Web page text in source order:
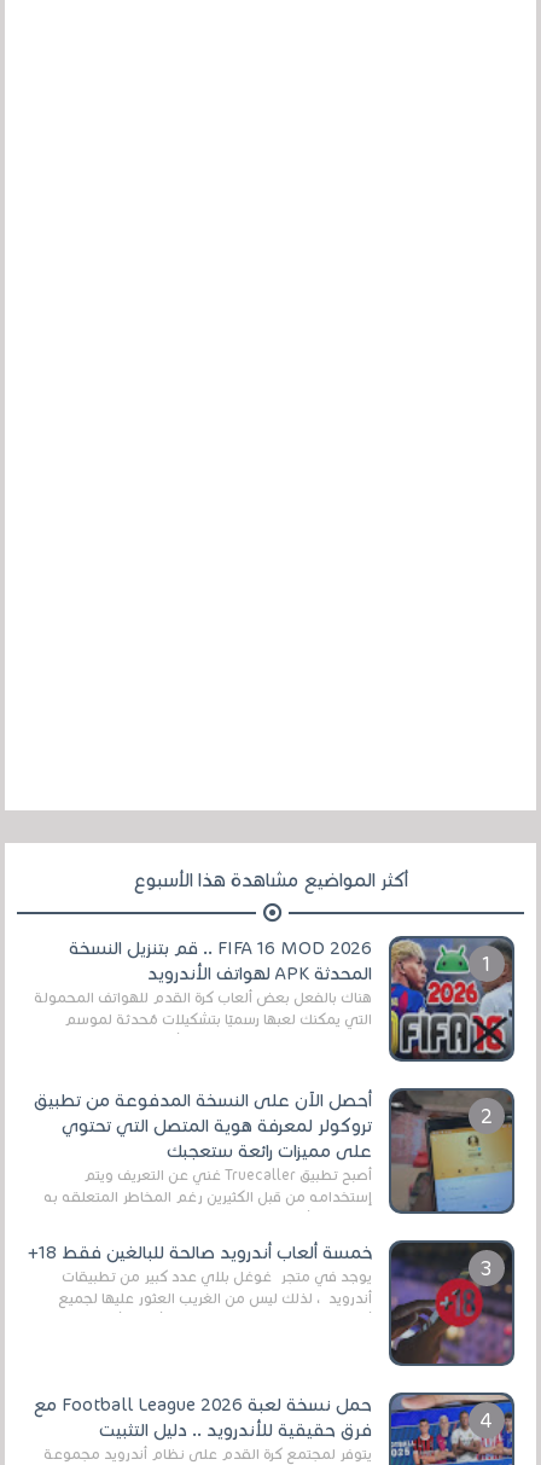
أكثر المواضيع مشاهدة هذا الأسبوع
FIFA 16 MOD 2026 .. قم بتنزيل النسخة
المحدثة APK لهواتف الأندرويد
هناك بالفعل بعض ألعاب كرة القدم للهواتف المحمولة
التي يمكنك لعبها رسميًا بتشكيلات مُحدثة لموسم
أحصل الآن على النسخة المدفوعة من تطبيق
تروكولر لمعرفة هوية المتصل التي تحتوي
على مميزات رائعة ستعجبك
أصبح تطبيق Truecaller غني عن التعريف ويتم
إستخدامه من قبل الكثيرين رغم المخاطر المتعلقه به
خمسة ألعاب أندرويد صالحة للبالغين فقط 18+
يوجد في متجر غوغل بلاي عدد كبير من تطبيقات
أندرويد ، لذلك ليس من الغريب العثور عليها لجميع
حمل نسخة لعبة Football League 2026 مع
فرق حقيقية للأندرويد .. دليل التثبيت
يتوفر لمجتمع كرة القدم على نظام أندرويد مجموعة